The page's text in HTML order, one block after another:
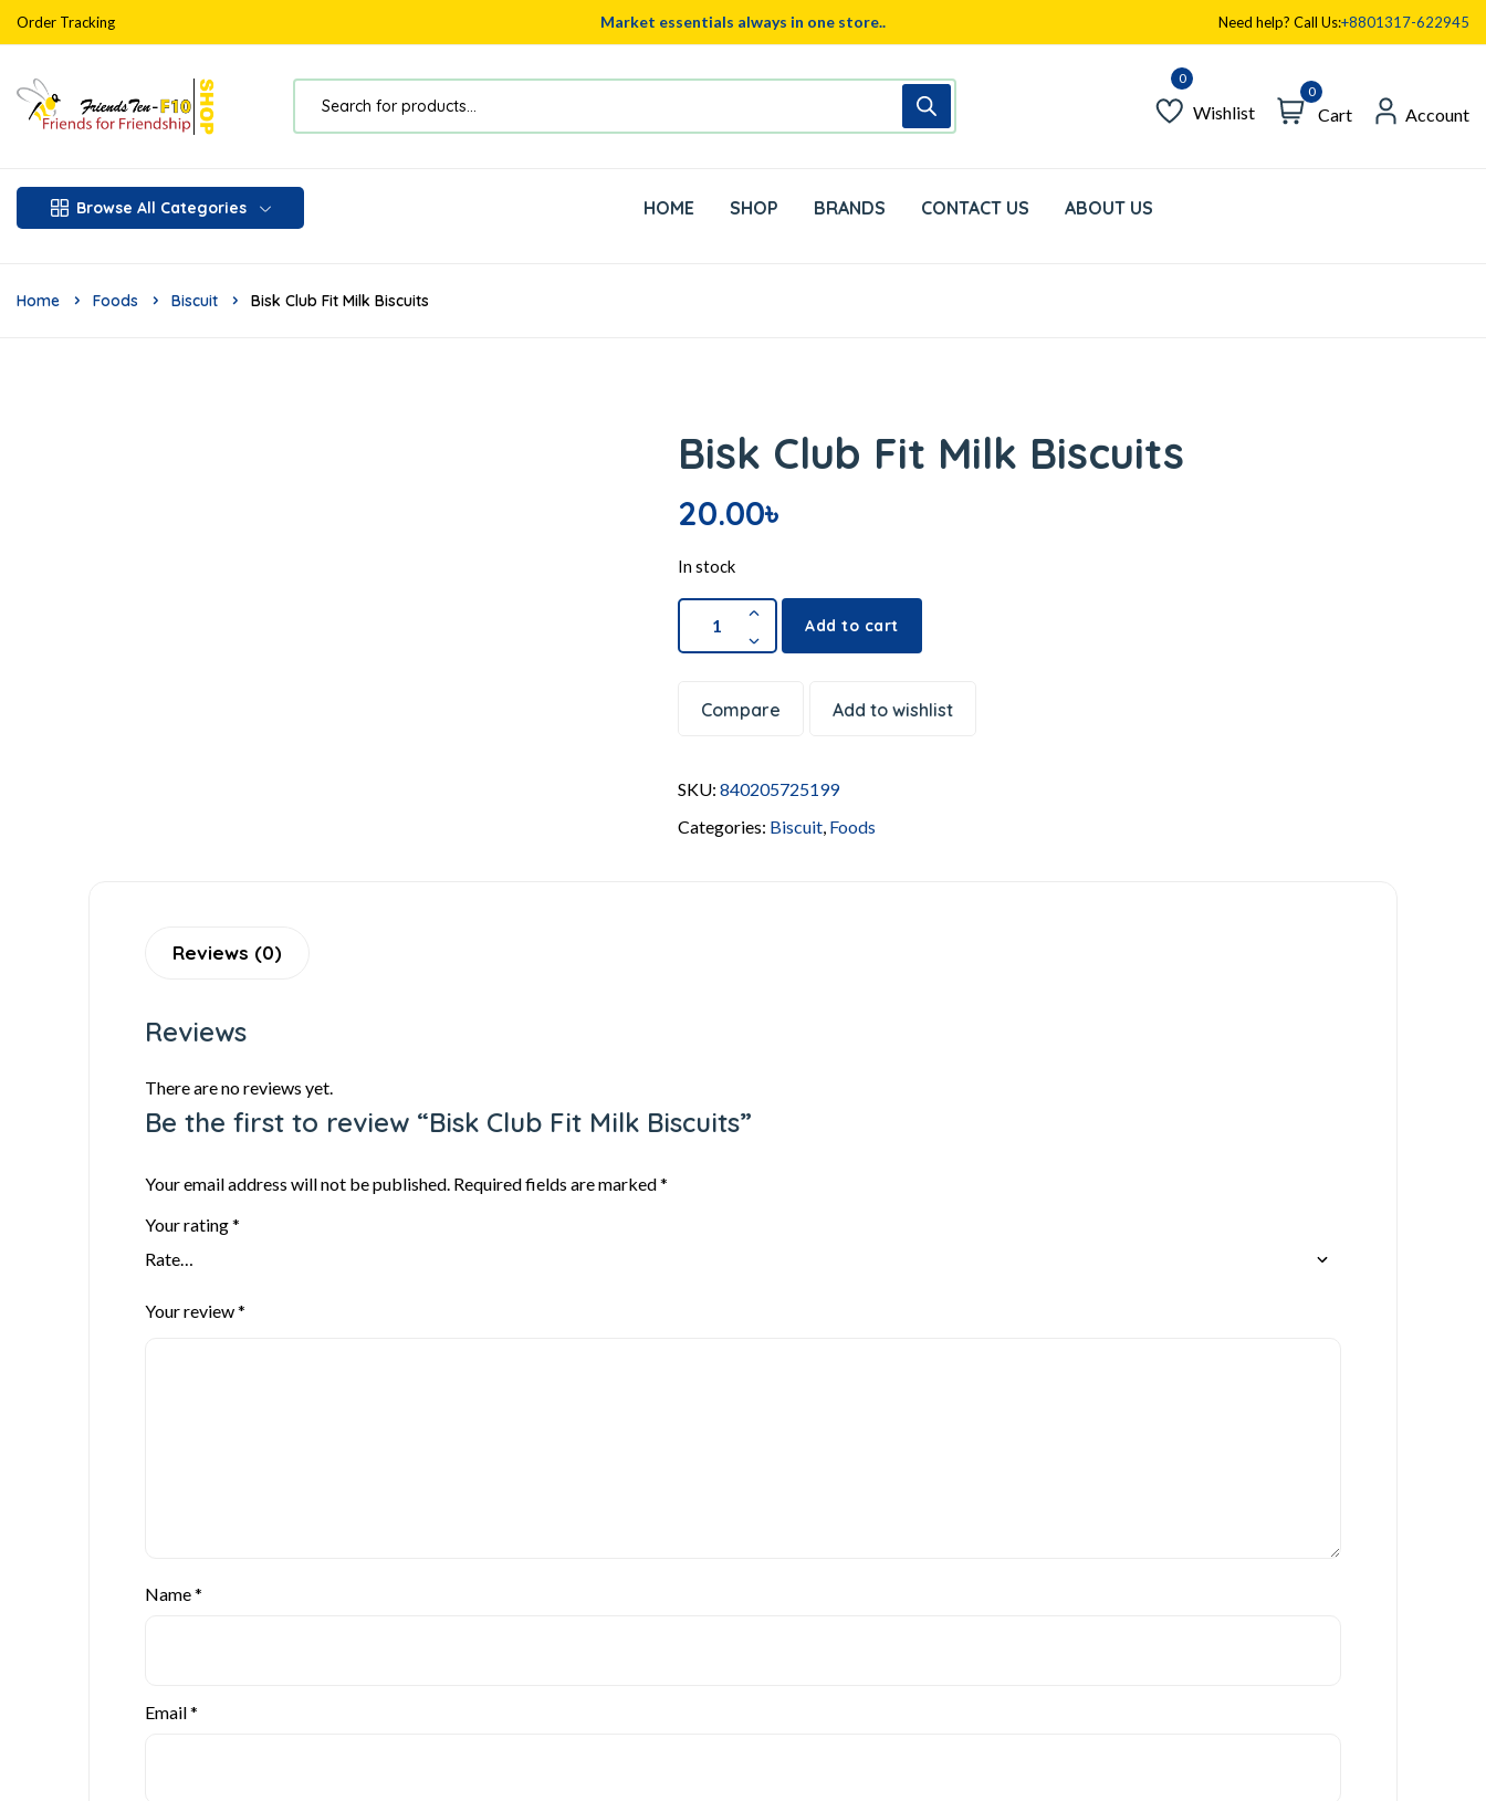
Order Tracking Market essentials always in one store.. Need help? Call Us:+8801317-622945
Wishlist
0
Cart Account
Browse All Categories HOME SHOP BRANDS CONTACT US ABOUT US
Home Foods Biscuit Bisk Club Fit Milk Biscuits
Bisk Club Fit Milk Biscuits
20.00৳
In stock
Add to cart
Compare Add to wishlist
SKU:840205725199
Categories: Biscuit Foods
Reviews (0)
Reviews
There are no reviews yet.
Be the first to review “Bisk Club Fit Milk Biscuits”
Your email address will not be published. Required fields are marked*
Your rating*
Your review*
Name*
Email*